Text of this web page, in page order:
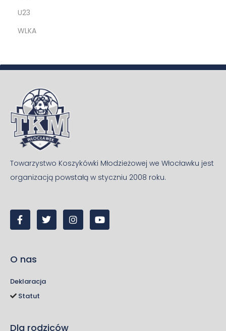
U23
WLKA
Towarzystwo Koszykówki Młodzieżowej we Włocławku jest
organizacją powstałą w styczniu 2008 roku.
O nas
Deklaracja
Statut
Dla rodziców